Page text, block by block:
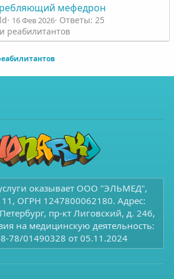
мефедрон
16 Фев 2026 Ответы: 25
реабилитантов
оказывает ООО "ЭЛЬМЕД",
ОГРН 1247800062180. Адрес:
пр-кт Лиговский, д. 246,
на медицинскую деятельность:
78/01490328 от 05.11.2024